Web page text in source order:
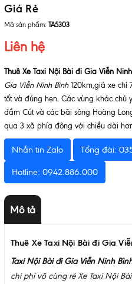
Giá Rẻ
Mã sản phẩm: TA5303
Liên hệ
Thuê Xe Taxi Nội Bài đi Gia Viễn
Gia Viễn Ninh Bình120km,giá xe chỉ
tốt và đúng hẹn. Các vùng khác
đầm Cút và các bãi sông Hoàng
qua 3 xã phía đông với chiều dài
Nhắn tin Zalo Tổng đài:
Hotline: 0942.886.000
Mô tả
Thuê Xe Taxi Nội Bài đi Gia
Taxi Nội Bài đi Gia Viễn Ninh
chi phí vô cùng rẻ Xe Taxi Nội